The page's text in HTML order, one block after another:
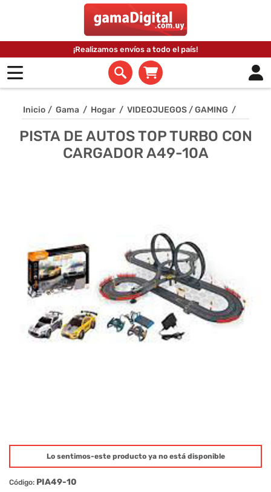
¡Realizamos envíos a todo el país!
Inicio / Gama / Hogar / VIDEOJUEGOS / GAMING /
PISTA DE AUTOS TOP TURBO CON
CARGADOR A49-10A
Lo sentimos-este producto ya no está disponible
Código: PIA49-10